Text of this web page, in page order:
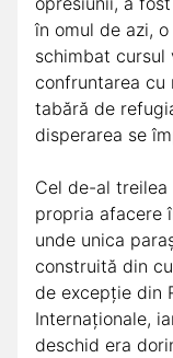
în omul de azi,
schimbat cursul
confruntarea
tabără de
disperarea se
Cel de-al
propria afacere
unde unica
construită din
de excepție din
Internaționale,
deschid era